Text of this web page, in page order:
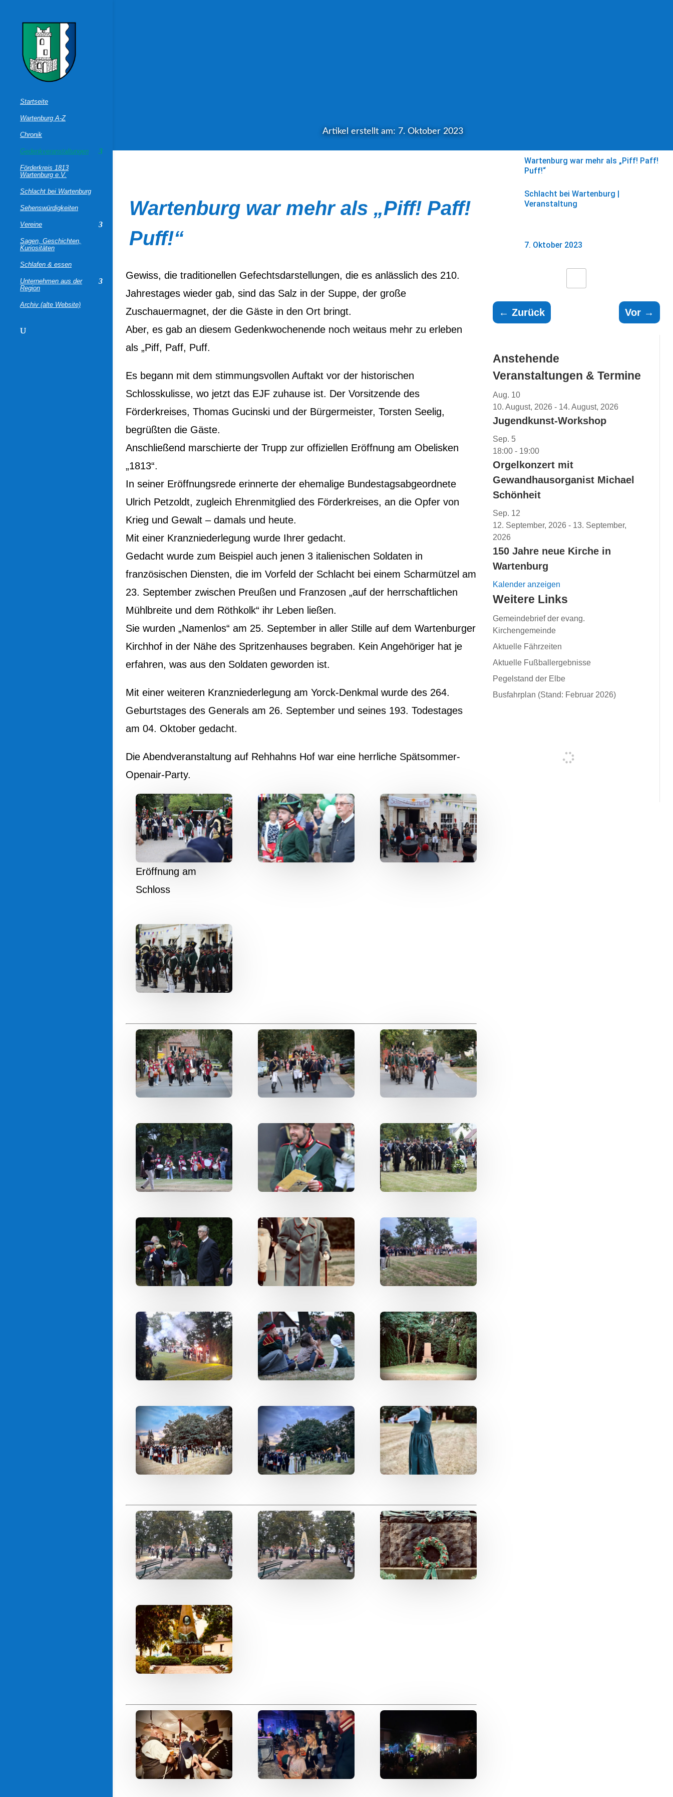
Startseite
Wartenburg A-Z
Chronik
Gedenkveranstaltungen
Förderkreis 1813
Wartenburg e.V.
Schlacht bei Wartenburg
Sehenswürdigkeiten
Vereine
Sagen, Geschichten,
Kuriositäten
Schlafen & essen
Unternehmen aus der
Region
Archiv (alte Website)
Artikel erstellt am: 7. Oktober 2023
Wartenburg war mehr als „Piff! Paff!
Puff!“
Gewiss, die traditionellen Gefechtsdarstellungen, die es anlässlich des 210.
Jahrestages wieder gab, sind das Salz in der Suppe, der große
Zuschauermagnet, der die Gäste in den Ort bringt.
Aber, es gab an diesem Gedenkwochenende noch weitaus mehr zu erleben
als „Piff, Paff, Puff.
Es begann mit dem stimmungsvollen Auftakt vor der historischen
Schlosskulisse, wo jetzt das EJF zuhause ist. Der Vorsitzende des
Förderkreises, Thomas Gucinski und der Bürgermeister, Torsten Seelig,
begrüßten die Gäste.
Anschließend marschierte der Trupp zur offiziellen Eröffnung am Obelisken
„1813“.
In seiner Eröffnungsrede erinnerte der ehemalige Bundestagsabgeordnete
Ulrich Petzoldt, zugleich Ehrenmitglied des Förderkreises, an die Opfer von
Krieg und Gewalt – damals und heute.
Mit einer Kranzniederlegung wurde Ihrer gedacht.
Gedacht wurde zum Beispiel auch jenen 3 italienischen Soldaten in
französischen Diensten, die im Vorfeld der Schlacht bei einem Scharmützel am
23. September zwischen Preußen und Franzosen „auf der herrschaftlichen
Mühlbreite und dem Röthkolk“ ihr Leben ließen.
Sie wurden „Namenlos“ am 25. September in aller Stille auf dem Wartenburger
Kirchhof in der Nähe des Spritzenhauses begraben. Kein Angehöriger hat je
erfahren, was aus den Soldaten geworden ist.
Mit einer weiteren Kranzniederlegung am Yorck-Denkmal wurde des 264.
Geburtstages des Generals am 26. September und seines 193. Todestages
am 04. Oktober gedacht.
Die Abendveranstaltung auf Rehhahns Hof war eine herrliche Spätsommer-
Openair-Party.
Eröffnung am
Schloss
Wartenburg war mehr als „Piff! Paff!
Puff!“
Schlacht bei Wartenburg |
Veranstaltung
7. Oktober 2023
← Zurück Vor→
Anstehende
Veranstaltungen & Termine
Aug. 10
10. August, 2026 - 14. August, 2026
Jugendkunst-Workshop
Sep. 5
18:00- 19:00
Orgelkonzert mit
Gewandhausorganist Michael
Schönheit
Sep. 12
12. September, 2026 - 13. September,
2026
150 Jahre neue Kirche in
Wartenburg
Kalender anzeigen
Weitere Links
Gemeindebrief der evang.
Kirchengemeinde
Aktuelle Fährzeiten
Aktuelle Fußballergebnisse
Pegelstand der Elbe
Busfahrplan (Stand: Februar 2026)